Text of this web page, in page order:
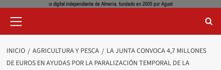
primario
INICIO AGRICULTURA Y PESCA
LA JUNTA CONVOCA 4,7 MILLONES
DE EUROS EN AYUDAS POR LA PARALIZACIÓN TEMPORAL DE LA